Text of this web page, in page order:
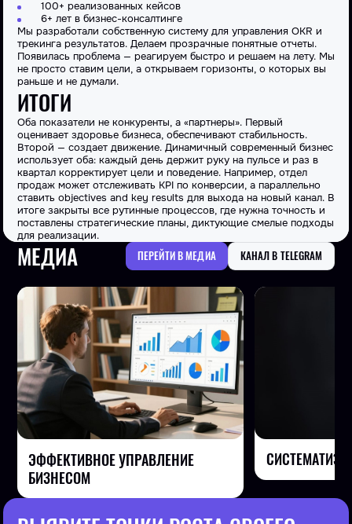
100+ реализованных кейсов
6+ лет в бизнес-консалтинге
Мы разработали собственную систему для управления OKR и
трекинга результатов. Делаем прозрачные понятные отчеты.
Появилась проблема — реагируем быстро и решаем на лету. Мы
не просто ставим цели, а открываем горизонты, о которых вы
раньше и не думали.
ИТОГИ
Оба показатели не конкуренты, а «партнеры». Первый
оценивает здоровье бизнеса, обеспечивают стабильность.
Второй — создает движение. Динамичный современный бизнес
использует оба: каждый день держит руку на пульсе и раз в
квартал корректирует цели и поведение. Например, отдел
продаж может отслеживать KPI по конверсии, а параллельно
ставить objectives and key results для выхода на новый канал. В
итоге закрыты все рутинные процессов, где нужна точность и
поставлены стратегические планы, диктующие смелые подходы
для реализации.
МЕДИА ПЕРЕЙТИ В МЕДИА КАНАЛ В TELEGRAM
ЭФФЕКТИВНОЕ УПРАВЛЕНИЕ
БИЗНЕСОМ